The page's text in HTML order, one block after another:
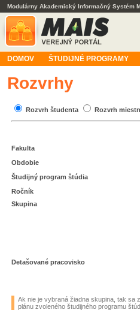
Modulárny Akademický Informačný Systém
DOMOV ŠTUDIJNÉ PROGRAMY
Rozvrhy
Rozvrh študenta Rozvrh
Fakulta
Obdobie
Študijný program štúdia
Ročník
Skupina
Detašované pracovisko
Ak nie je vybraná žiadna skupina, tak sa
plánu zvoleného študijného programu